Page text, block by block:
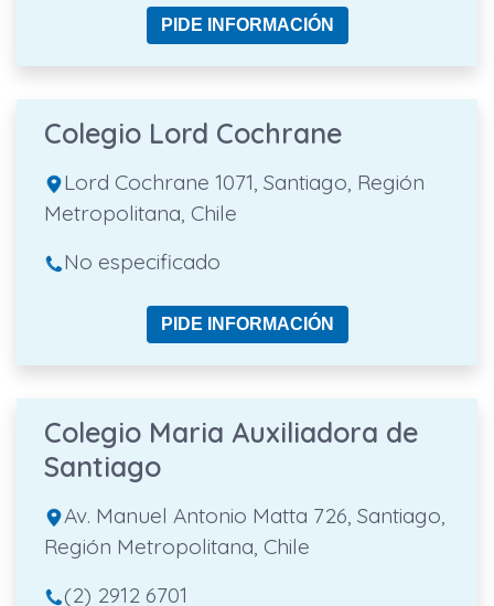
PIDE INFORMACIÓN
Colegio Lord Cochrane
Lord Cochrane 1071, Santiago, Región
Metropolitana, Chile
No especificado
PIDE INFORMACIÓN
Colegio Maria Auxiliadora de
Santiago
Av. Manuel Antonio Matta 726, Santiago,
Región Metropolitana, Chile
(2) 2912 6701